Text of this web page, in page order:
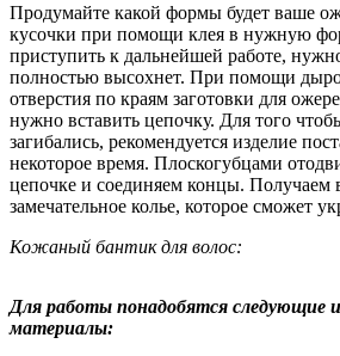
Продумайте какой формы будет ваше
кусочки при помощи клея в нужную
приступить к дальнейшей работе,
полностью высохнет. При помощи
отверстия по краям заготовки для
нужно вставить цепочку. Для того
загибались, рекомендуется изделие
некоторое время. Плоскогубцами
цепочке и соединяем концы. Получаем
замечательное колье, которое сможет
Кожаный бантик для волос:
Для работы понадобятся следующие
материалы: